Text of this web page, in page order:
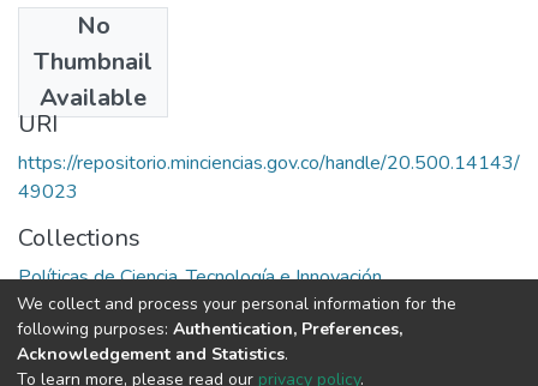
No
Thumbnail
Available
1997
URI
https://repositorio.minciencias.gov.co/handle/20.500.14143/
49023
Collections
Políticas de Ciencia, Tecnología e Innovación
Full item page
We collect and process your personal information for the
following purposes: Authentication, Preferences,
Acknowledgement and Statistics.
To learn more, please read our privacy policy.